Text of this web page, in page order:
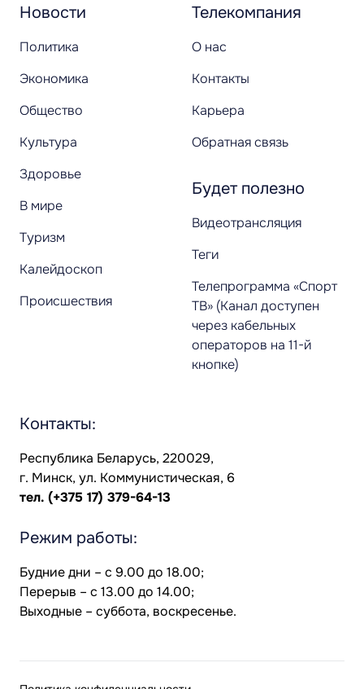
Новости
Политика
Экономика
Общество
Культура
Здоровье
В мире
Туризм
Калейдоскоп
Происшествия
Телекомпания
О нас
Контакты
Карьера
Обратная связь
Будет полезно
Видеотрансляция
Теги
Телепрограмма «Спорт
ТВ» (Канал доступен
через кабельных
операторов на 11-й
кнопке)
Контакты:
Республика Беларусь, 220029,
г. Минск, ул. Коммунистическая, 6
тел. (+375 17) 379-64-13
Режим работы:
Будние дни – с 9.00 до 18.00;
Перерыв – с 13.00 до 14.00;
Выходные – суббота, воскресенье.